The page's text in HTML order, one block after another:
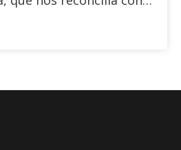
y decente en la